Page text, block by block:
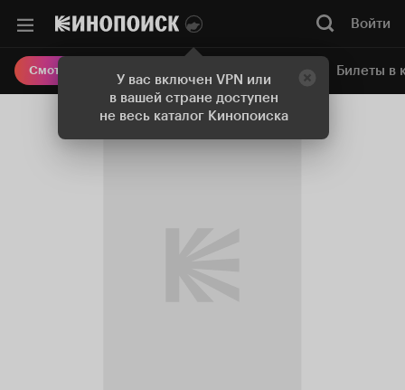
У вас включен VPN или
в вашей стране доступен
не весь каталог Кинопоиска
Войти
Смотреть кино Онлайн-кинотеатр Билеты в